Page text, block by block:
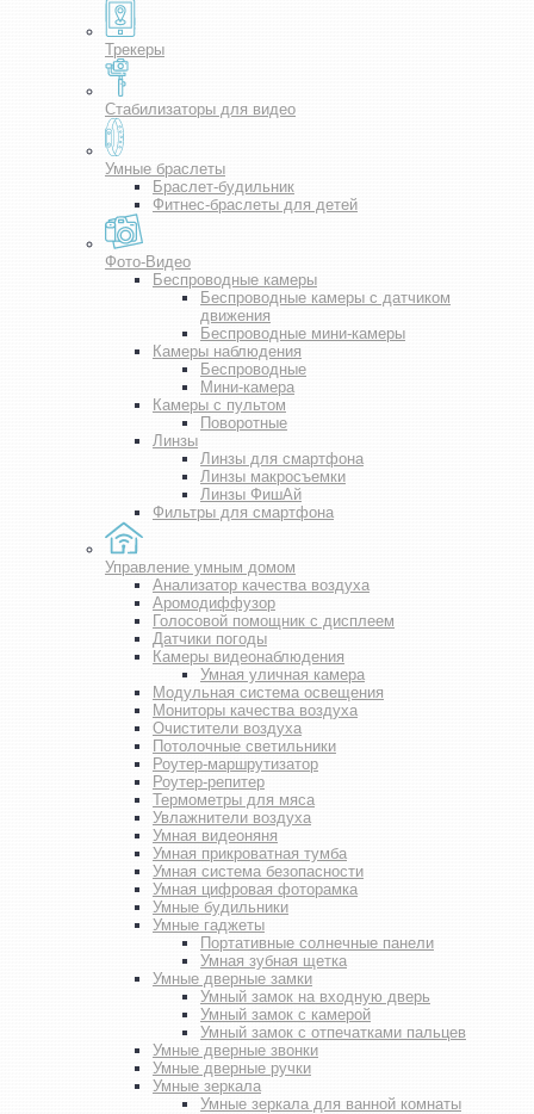
Трекеры
Стабилизаторы для видео
Умные браслеты
Браслет-будильник
Фитнес-браслеты для детей
Фото-Видео
Беспроводные камеры
Беспроводные камеры с датчиком
движения
Беспроводные мини-камеры
Камеры наблюдения
Беспроводные
Мини-камера
Камеры с пультом
Поворотные
Линзы
Линзы для смартфона
Линзы макросъемки
Линзы ФишАй
Фильтры для смартфона
Управление умным домом
Анализатор качества воздуха
Аромодиффузор
Голосовой помощник с дисплеем
Датчики погоды
Камеры видеонаблюдения
Умная уличная камера
Модульная система освещения
Мониторы качества воздуха
Очистители воздуха
Потолочные светильники
Роутер-маршрутизатор
Роутер-репитер
Термометры для мяса
Увлажнители воздуха
Умная видеоняня
Умная прикроватная тумба
Умная система безопасности
Умная цифровая фоторамка
Умные будильники
Умные гаджеты
Портативные солнечные панели
Умная зубная щетка
Умные дверные замки
Умный замок на входную дверь
Умный замок с камерой
Умный замок с отпечатками пальцев
Умные дверные звонки
Умные дверные ручки
Умные зеркала
Умные зеркала для ванной комнаты